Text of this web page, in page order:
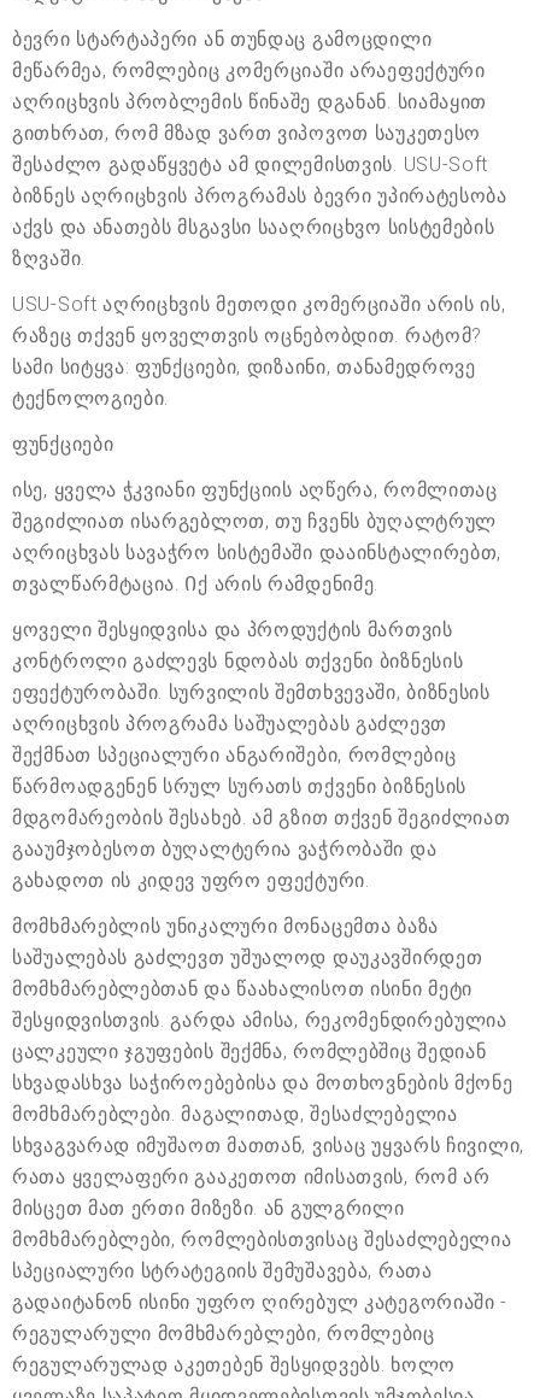
ბევრი სტარტაპერი ან თუნდაც გამოცდილი
მეწარმეა, რომლებიც კომერციაში არაეფექტური
აღრიცხვის პრობლემის წინაშე დგანან. სიამაყით
გითხრათ, რომ მზად ვართ ვიპოვოთ საუკეთესო
შესაძლო გადაწყვეტა ამ დილემისთვის. USU-Soft
ბიზნეს აღრიცხვის პროგრამას ბევრი უპირატესობა
აქვს და ანათებს მსგავსი სააღრიცხვო სისტემების
ზღვაში.
USU-Soft აღრიცხვის მეთოდი კომერციაში არის ის,
რაზეც თქვენ ყოველთვის ოცნებობდით. რატომ?
სამი სიტყვა: ფუნქციები, დიზაინი, თანამედროვე
ტექნოლოგიები.
ფუნქციები
ისე, ყველა ჭკვიანი ფუნქციის აღწერა, რომლითაც
შეგიძლიათ ისარგებლოთ, თუ ჩვენს ბუღალტრულ
აღრიცხვას სავაჭრო სისტემაში დააინსტალირებთ,
თვალწარმტაცია. Იქ არის რამდენიმე.
ყოველი შესყიდვისა და პროდუქტის მართვის
კონტროლი გაძლევს ნდობას თქვენი ბიზნესის
ეფექტურობაში. სურვილის შემთხვევაში, ბიზნესის
აღრიცხვის პროგრამა საშუალებას გაძლევთ
შექმნათ სპეციალური ანგარიშები, რომლებიც
წარმოადგენენ სრულ სურათს თქვენი ბიზნესის
მდგომარეობის შესახებ. ამ გზით თქვენ შეგიძლიათ
გააუმჯობესოთ ბუღალტერია ვაჭრობაში და
გახადოთ ის კიდევ უფრო ეფექტური.
მომხმარებლის უნიკალური მონაცემთა ბაზა
საშუალებას გაძლევთ უშუალოდ დაუკავშირდეთ
მომხმარებლებთან და წაახალისოთ ისინი მეტი
შესყიდვისთვის. გარდა ამისა, რეკომენდირებულია
ცალკეული ჯგუფების შექმნა, რომლებშიც შედიან
სხვადასხვა საჭიროებებისა და მოთხოვნების მქონე
მომხმარებლები. მაგალითად, შესაძლებელია
სხვაგვარად იმუშაოთ მათთან, ვისაც უყვარს ჩივილი,
რათა ყველაფერი გააკეთოთ იმისათვის, რომ არ
მისცეთ მათ ერთი მიზეზი. ან გულგრილი
მომხმარებლები, რომლებისთვისაც შესაძლებელია
სპეციალური სტრატეგიის შემუშავება, რათა
გადაიტანონ ისინი უფრო ღირებულ კატეგორიაში -
რეგულარული მომხმარებლები, რომლებიც
რეგულარულად აკეთებენ შესყიდვებს. ხოლო